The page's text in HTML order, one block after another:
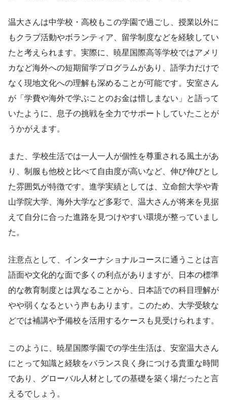
温大さんは中学校・高校もこの学園で過ごし、授業以外に
もクラブ活動やボランティア、留学制度などを経験してい
たと考えられます。実際に、暁星国際高等学校ではアメリ
カなど海外への短期留学プログラムがあり、語学力だけで
なく現地文化への理解も深めることが可能です。安室さん
が「学費や海外で学ぶことのお金は惜しまない」と語って
いたように、息子の挑戦を全力でサポートしていたことが
うかがえます。
また、学校生活では一人一人が個性を尊重される風土があ
り、制服も他校と比べて自由度が高いなど、伸び伸びとし
た雰囲気が特徴です。進学実績としては、立命館大学や青
山学院大学、海外大学など多彩で、温大さんが将来を見据
えて自分に合った進路を見つけやすい環境が整っていまし
た。
注意点として、インターナショナルコースに通うことは言
語面や文化的な面で多くの利点がありますが、日本の標準
的な教育制度とは異なることから、日本語での科目理解が
やや弱くなるという声もあります。このため、大学受験な
どでは補講や予備校を活用するケースも見受けられます。
このように、暁星国際学園での学生生活は、安室温大さん
にとって知識と経験をバランス良く身につける貴重な時間
であり、グローバル人材としての基礎を築く場だったと言
えるでしょう。